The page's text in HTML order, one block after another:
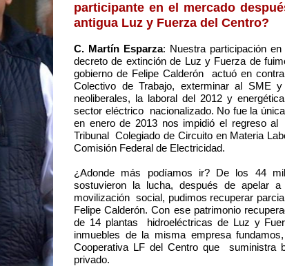
participante en el mercado
antigua Luz y Fuerza del Centro?
C. Martín Esparza: Nuestra participación
decreto de extinción de Luz y Fuerza de
gobierno de Felipe Calderón actuó en
Colectivo de Trabajo, exterminar al SME
neoliberales, la laboral del 2012 y
sector eléctrico nacionalizado. No fue la
en enero de 2013 nos impidió el regreso
Tribunal Colegiado de Circuito en Materia
Comisión Federal de Electricidad.
¿Adonde más podíamos ir? De los 44
sostuvieron la lucha, después de apelar
movilización social, pudimos recuperar
Felipe Calderón. Con ese patrimonio
de 14 plantas hidroeléctricas de Luz y
inmuebles de la misma empresa
Cooperativa LF del Centro que suministra
privado.